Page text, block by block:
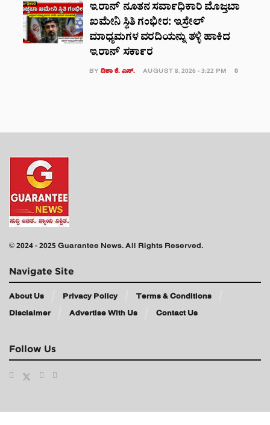
ಇರಾನ್ ನೂತನ ಸರ್ವಾಧಿಕಾರಿ ಮೊಜ್ತಬಾ
ಖಮೇನಿ ಸ್ಥಿತಿ ಗಂಭೀರ: ಇಸ್ರೇಲ್
ಮಾಧ್ಯಮಗಳ ವರದಿಯನ್ನು ತಳ್ಳಿ ಹಾಕಿದ
ಇರಾನ್ ಸರ್ಕಾರ
BY ದಿಶಾ ಕೆ. ಎಸ್. AUGUST 8, 2026 - 3:22 PM 0
© 2024 - 2025 Guarantee News. All Rights Reserved.
Navigate Site
About Us Privacy Policy
Terms & Conditions
Disclaimer
Advertise With Us Contact Us
Follow Us